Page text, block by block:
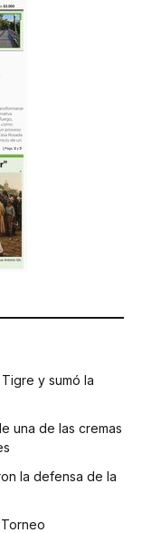
y sumó la
una de las cremas
la defensa de la